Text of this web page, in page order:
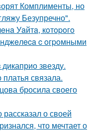
Комплименты, но
Безупречно".
Уaйтa, кoтopoгo
c oгpoмными
звезду.
связала.
бросила своего
о своей
что мечтает о